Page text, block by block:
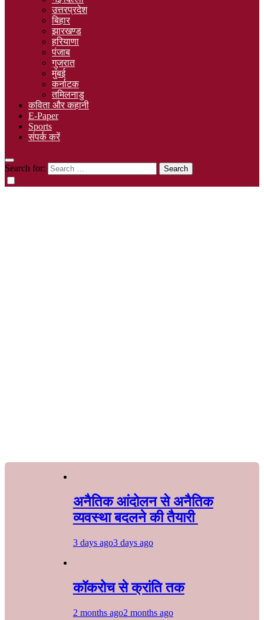
उत्तरप्रदेश
बिहार
झारखण्ड
हरियाणा
पंजाब
गुजरात
मुंबई
कर्नाटक
तमिलनाडु
कविता और कहानी
E-Paper
Sports
संपर्क करें
Search for:
अनैतिक आंदोलन से अनैतिक
व्यवस्था बदलने की तैयारी
3 days ago3 days ago
कॉकरोच से क्रांति तक
2 months ago2 months ago